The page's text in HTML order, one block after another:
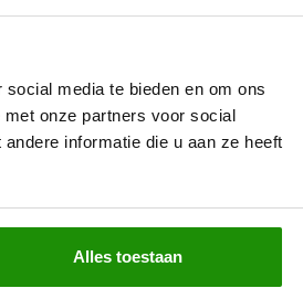
media te bieden en om ons
onze partners voor social
informatie die u aan ze heeft
Alles toestaan
€326,45 Excl. btw
Verzending door heel Europa